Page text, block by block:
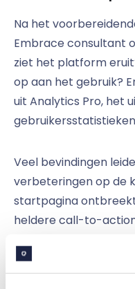
Na het
Embrace consultant
ziet het platform
op aan het gebruik?
uit Analytics Pro, het
Veel bevindingen
verbeteringen op de
startpagina
heldere call-to-
gebruikers. Zorg
duidelijke ingang is